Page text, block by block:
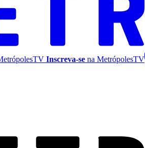
Inscreva-se na MetrópolesTV